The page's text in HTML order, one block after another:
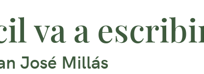
va a
José Millás